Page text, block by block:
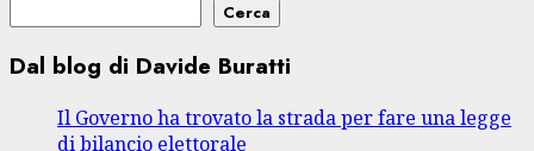
Cerca
Dal blog di Davide Buratti
Il Governo ha trovato la strada per fare una legge
di bilancio elettorale